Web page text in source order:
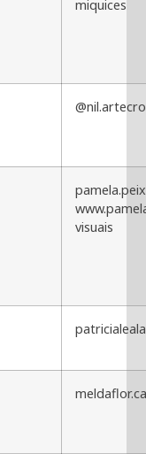
miquices
visuais